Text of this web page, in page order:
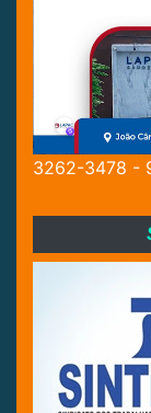
3262-3478 -